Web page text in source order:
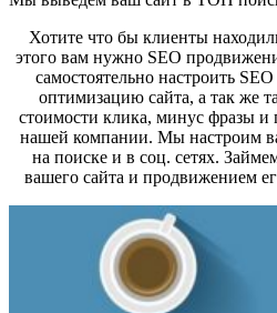
Хотите что бы клиенты
этого вам нужно SEO
самостоятельно настроить
оптимизацию сайта, а так же
стоимости клика, минус фразы и
нашей компании. Мы настроим
на поиске и в соц. сетях.
вашего сайта и продвижением